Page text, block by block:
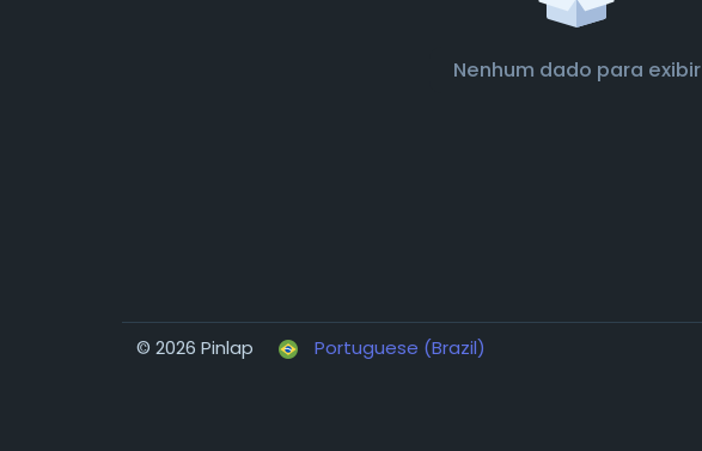
Nenhum dado para exibir
© 2026 Pinlap Portuguese (Brazil)